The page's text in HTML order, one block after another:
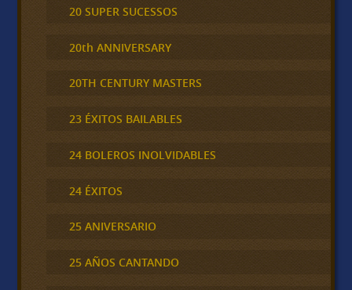
20 SUPER SUCESSOS
20th ANNIVERSARY
20TH CENTURY MASTERS
23 ÉXITOS BAILABLES
24 BOLEROS INOLVIDABLES
24 ÉXITOS
25 ANIVERSARIO
25 AÑOS CANTANDO